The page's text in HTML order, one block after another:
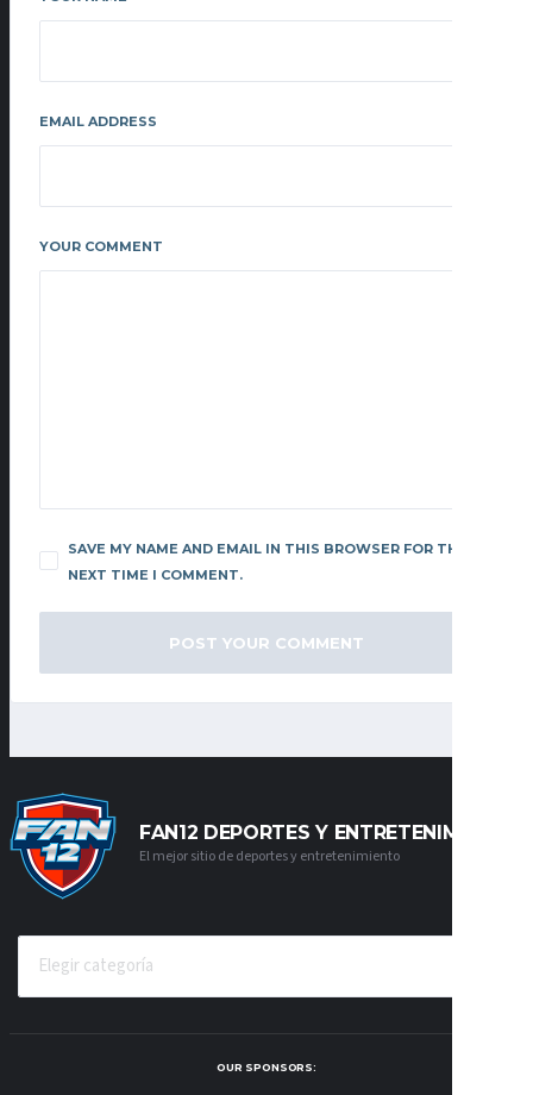
EMAIL ADDRESS
YOUR COMMENT
SAVE MY NAME AND EMAIL IN THIS BROWSER FOR THE
NEXT TIME I COMMENT.
FAN12 DEPORTES Y ENTRETENIMIENTO
El mejor sitio de deportes y entretenimiento
OUR SPONSORS: